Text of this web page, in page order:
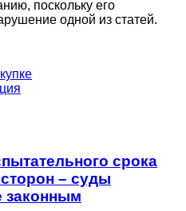
поскольку его
одной из статей.
срока
– суды
законным